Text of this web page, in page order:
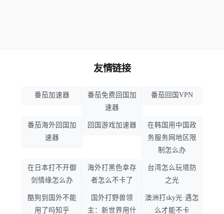
友情链接
番茄加速器
番茄免费回国加
速器
番茄回国VPN
番茄海外回国加
速器
回国游戏加速器
在韩国用中国政
务服务网地区限
制怎么办
在日本打不开御
剑情缘怎么办
海外打黑色幸存
者怎么不卡了
台湾怎么玩塔防
之光
酷狗到国外不能
用了吗知乎
国外打野兽领
主：新世界用什
澳洲打sky光·遇怎
么才能不卡